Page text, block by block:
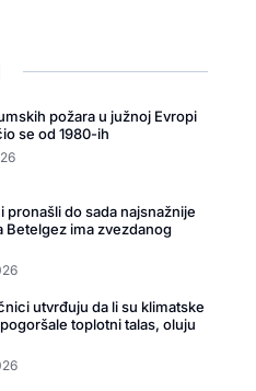
požara u južnoj Evropi
se od 1980-ih
pronašli do sada najsnažnije
Betelgez ima zvezdanog
utvrđuju da li su klimatske
toplotni talas, oluju